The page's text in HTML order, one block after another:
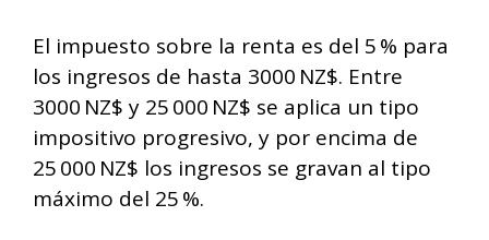
El impuesto sobre la renta es del 5 % para
los ingresos de hasta 3000 NZ$. Entre
3000 NZ$ y 25 000 NZ$ se aplica un tipo
impositivo progresivo, y por encima de
25 000 NZ$ los ingresos se gravan al tipo
máximo del 25 %.